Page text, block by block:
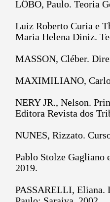
LÔBO, Paulo. Teoria
Luiz Roberto Curia e
Maria Helena Diniz.
MASSON, Cléber.
MAXIMILIANO,
NERY JR., Nelson.
Editora Revista dos
NUNES, Rizzato.
Pablo Stolze Gagliano
2019.
PASSARELLI, Eliana.